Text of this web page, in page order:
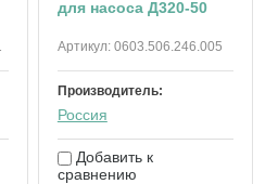
для насоса Д320-50
Артикул:0603.506.246.005
Производитель:
Россия
Добавить к
сравнению